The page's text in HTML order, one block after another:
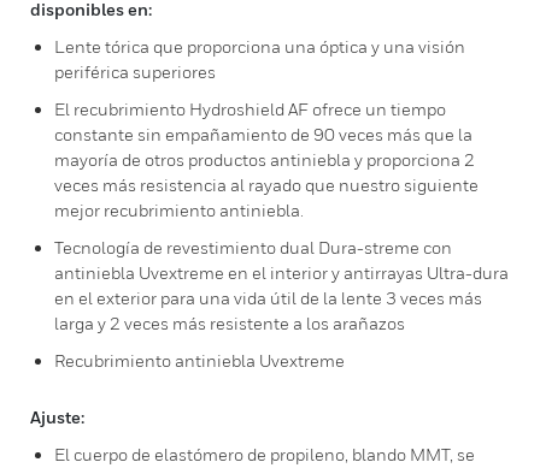
disponibles en:
Lente tórica que proporciona una óptica y una visión
periférica superiores
El recubrimiento Hydroshield AF ofrece un tiempo
constante sin empañamiento de 90 veces más que la
mayoría de otros productos antiniebla y proporciona 2
veces más resistencia al rayado que nuestro siguiente
mejor recubrimiento antiniebla.
Tecnología de revestimiento dual Dura-streme con
antiniebla Uvextreme en el interior y antirrayas Ultra-dura
en el exterior para una vida útil de la lente 3 veces más
larga y 2 veces más resistente a los arañazos
Recubrimiento antiniebla Uvextreme
Ajuste:
El cuerpo de elastómero de propileno, blando MMT, se